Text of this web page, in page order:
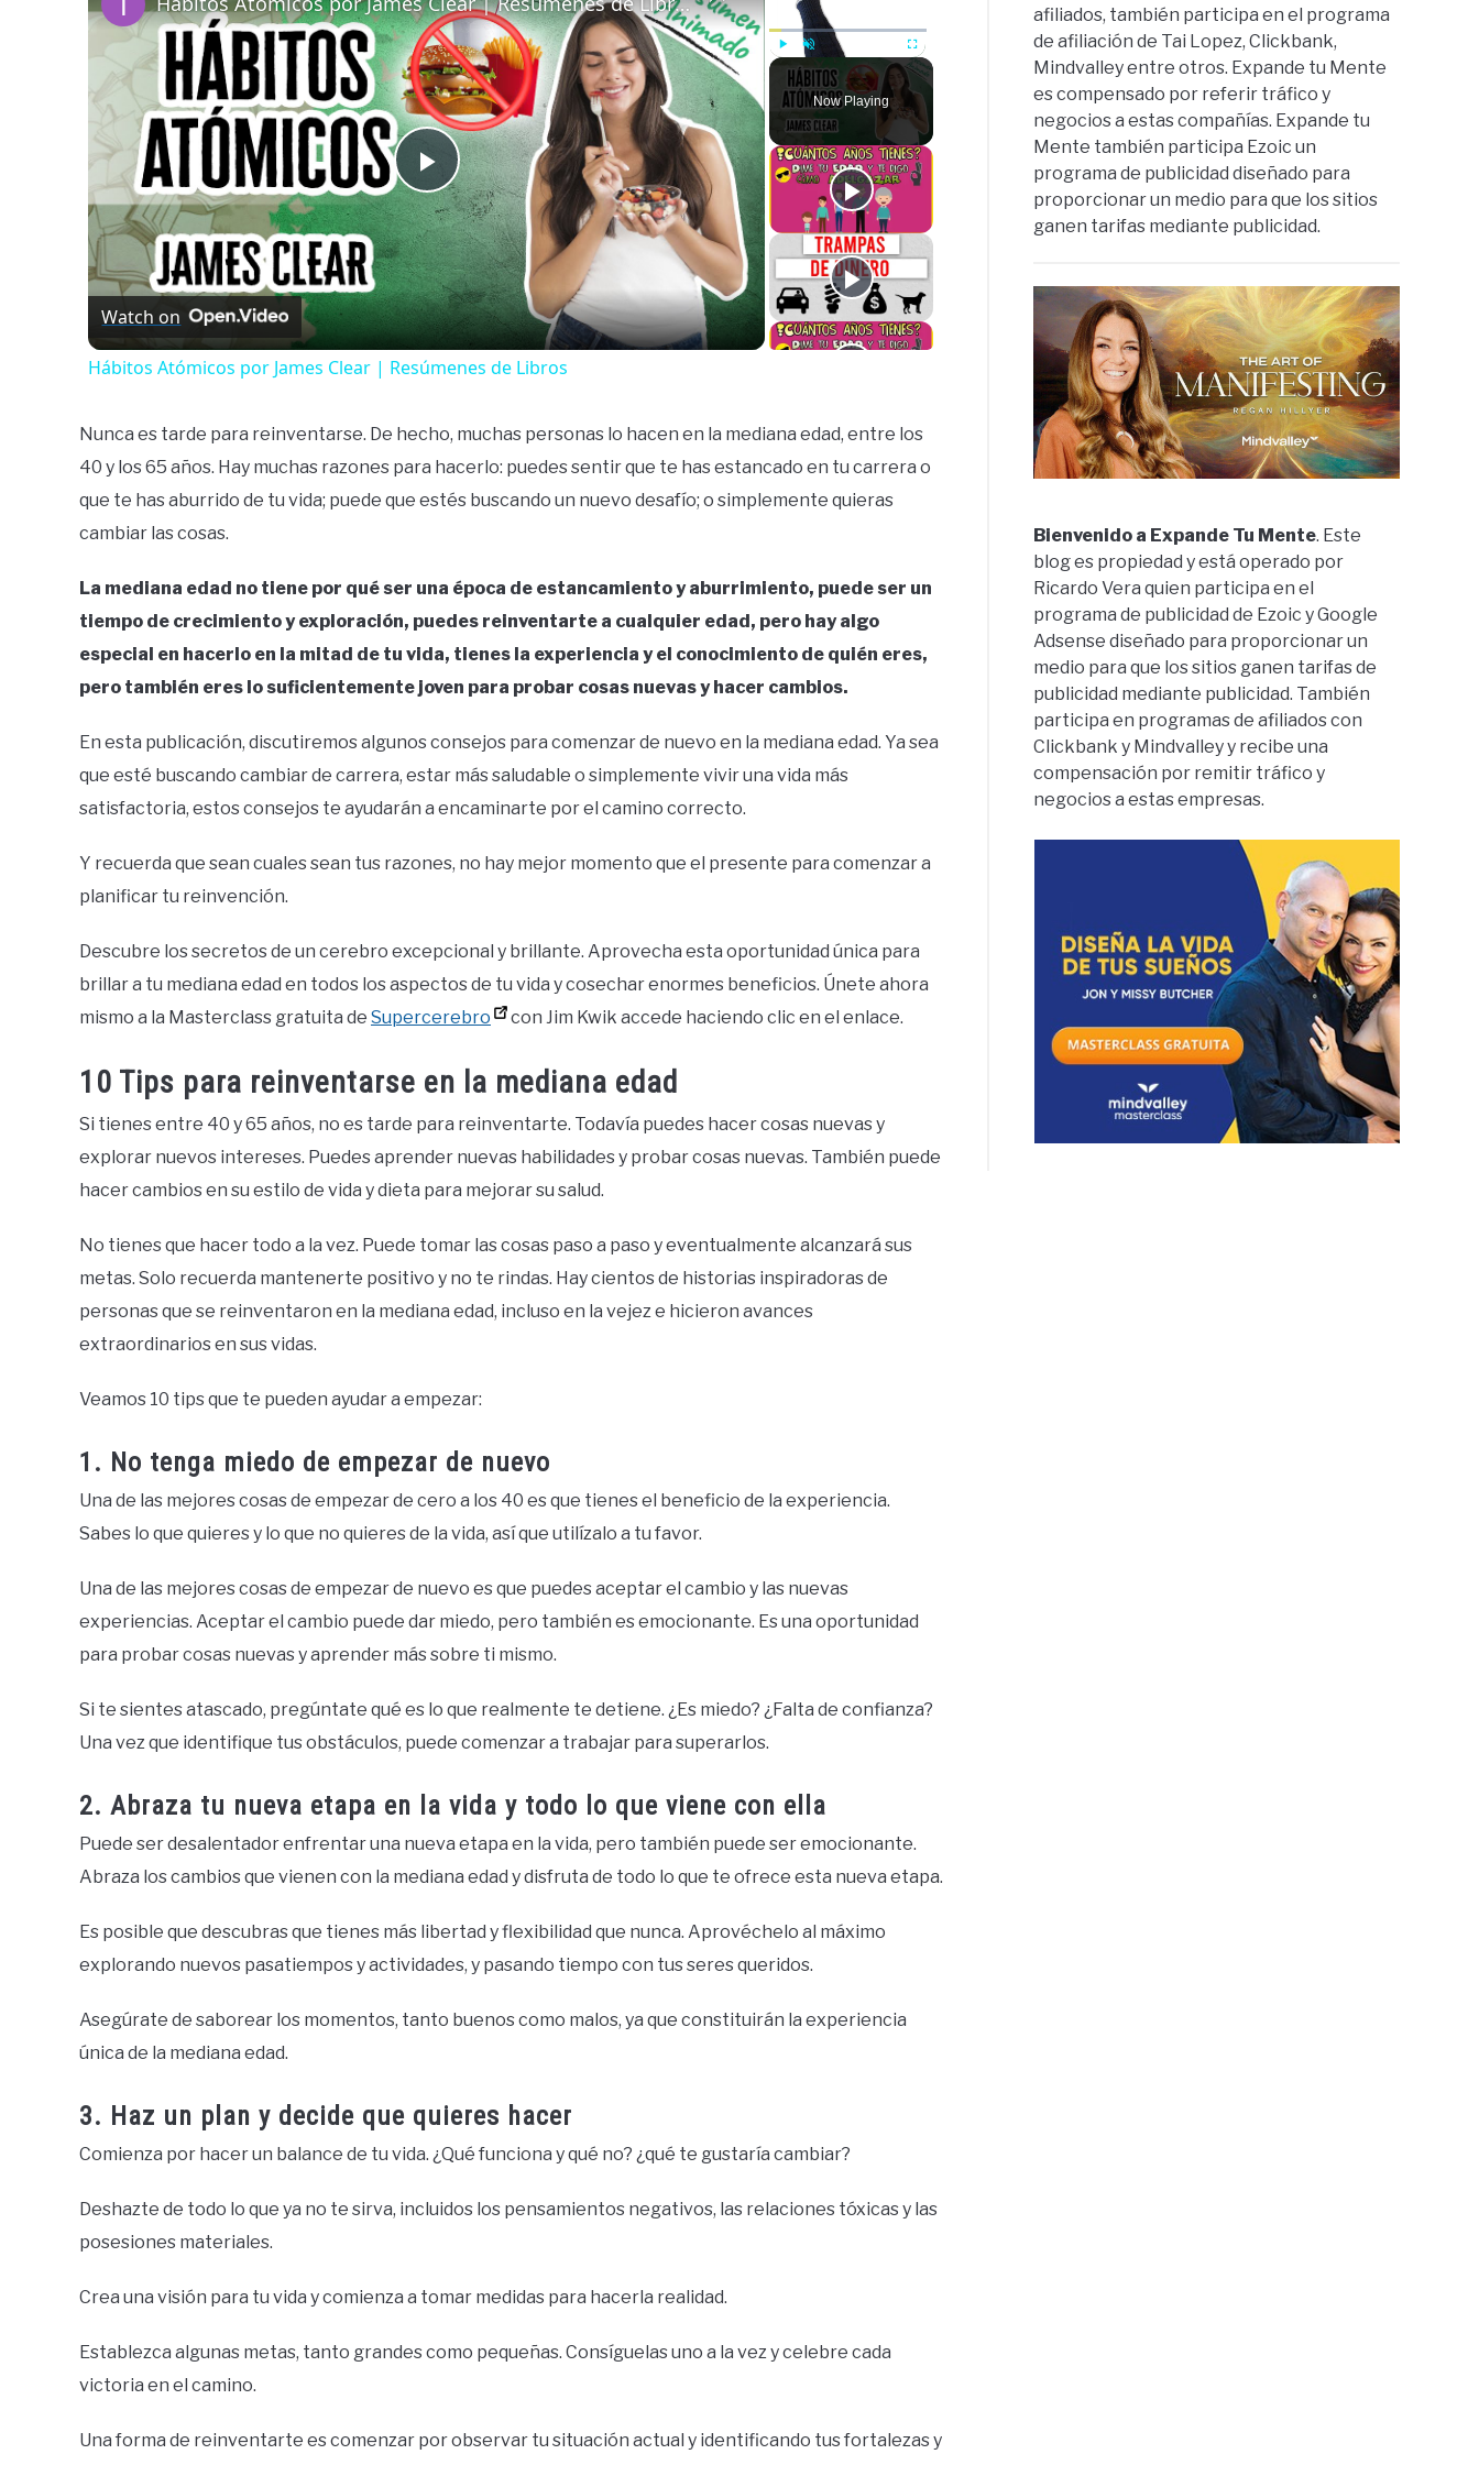
Play Unmute Fullscreen
Now Playing
Play
Video
Watch on
Hábitos Atómicos por James Clear | Resúmenes de Libros
Nunca es tarde para reinventarse. De hecho, muchas personas lo hacen en la mediana edad, entre los
40 y los 65 años. Hay muchas razones para hacerlo: puedes sentir que te has estancado en tu carrera o
que te has aburrido de tu vida; puede que estés buscando un nuevo desafío; o simplemente quieras
cambiar las cosas.
La mediana edad no tiene por qué ser una época de estancamiento y aburrimiento, puede ser un
tiempo de crecimiento y exploración, puedes reinventarte a cualquier edad, pero hay algo
especial en hacerlo en la mitad de tu vida, tienes la experiencia y el conocimiento de quién eres,
pero también eres lo suficientemente joven para probar cosas nuevas y hacer cambios.
En esta publicación, discutiremos algunos consejos para comenzar de nuevo en la mediana edad. Ya sea
que esté buscando cambiar de carrera, estar más saludable o simplemente vivir una vida más
satisfactoria, estos consejos te ayudarán a encaminarte por el camino correcto.
Y recuerda que sean cuales sean tus razones, no hay mejor momento que el presente para comenzar a
planificar tu reinvención.
Descubre los secretos de un cerebro excepcional y brillante. Aprovecha esta oportunidad única para
brillar a tu mediana edad en todos los aspectos de tu vida y cosechar enormes beneficios. Únete ahora
mismo a la Masterclass gratuita de Supercerebro con Jim Kwik accede haciendo clic en el enlace.
10 Tips para reinventarse en la mediana edad
Si tienes entre 40 y 65 años, no es tarde para reinventarte. Todavía puedes hacer cosas nuevas y
explorar nuevos intereses. Puedes aprender nuevas habilidades y probar cosas nuevas. También puede
hacer cambios en su estilo de vida y dieta para mejorar su salud.
No tienes que hacer todo a la vez. Puede tomar las cosas paso a paso y eventualmente alcanzará sus
metas. Solo recuerda mantenerte positivo y no te rindas. Hay cientos de historias inspiradoras de
personas que se reinventaron en la mediana edad, incluso en la vejez e hicieron avances
extraordinarios en sus vidas.
Veamos 10 tips que te pueden ayudar a empezar:
1. No tenga miedo de empezar de nuevo
Una de las mejores cosas de empezar de cero a los 40 es que tienes el beneficio de la experiencia.
Sabes lo que quieres y lo que no quieres de la vida, así que utilízalo a tu favor.
Una de las mejores cosas de empezar de nuevo es que puedes aceptar el cambio y las nuevas
experiencias. Aceptar el cambio puede dar miedo, pero también es emocionante. Es una oportunidad
para probar cosas nuevas y aprender más sobre ti mismo.
Si te sientes atascado, pregúntate qué es lo que realmente te detiene. ¿Es miedo? ¿Falta de confianza?
Una vez que identifique tus obstáculos, puede comenzar a trabajar para superarlos.
2. Abraza tu nueva etapa en la vida y todo lo que viene con ella
Puede ser desalentador enfrentar una nueva etapa en la vida, pero también puede ser emocionante.
Abraza los cambios que vienen con la mediana edad y disfruta de todo lo que te ofrece esta nueva etapa.
Es posible que descubras que tienes más libertad y flexibilidad que nunca. Aprovéchelo al máximo
explorando nuevos pasatiempos y actividades, y pasando tiempo con tus seres queridos.
Asegúrate de saborear los momentos, tanto buenos como malos, ya que constituirán la experiencia
única de la mediana edad.
3. Haz un plan y decide que quieres hacer
Comienza por hacer un balance de tu vida. ¿Qué funciona y qué no? ¿qué te gustaría cambiar?
Deshazte de todo lo que ya no te sirva, incluidos los pensamientos negativos, las relaciones tóxicas y las
posesiones materiales.
Crea una visión para tu vida y comienza a tomar medidas para hacerla realidad.
Establezca algunas metas, tanto grandes como pequeñas. Consíguelas uno a la vez y celebre cada
victoria en el camino.
Una forma de reinventarte es comenzar por observar tu situación actual y identificando tus fortalezas y
afiliados, también participa en el programa
de afiliación de Tai Lopez, Clickbank,
Mindvalley entre otros. Expande tu Mente
es compensado por referir tráfico y
negocios a estas compañías. Expande tu
Mente también participa Ezoic un
programa de publicidad diseñado para
proporcionar un medio para que los sitios
ganen tarifas mediante publicidad.
Bienvenido a Expande Tu Mente. Este
blog es propiedad y está operado por
Ricardo Vera quien participa en el
programa de publicidad de Ezoic y Google
Adsense diseñado para proporcionar un
medio para que los sitios ganen tarifas de
publicidad mediante publicidad. También
participa en programas de afiliados con
Clickbank y Mindvalley y recibe una
compensación por remitir tráfico y
negocios a estas empresas.